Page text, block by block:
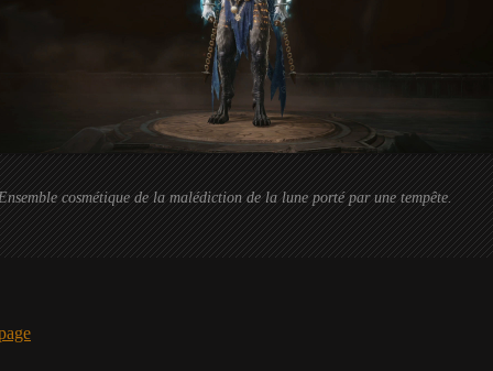
cosmétique de la malédiction de la lune porté par une tempête.